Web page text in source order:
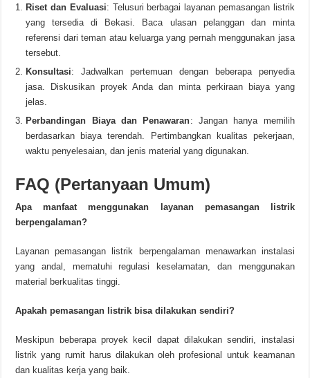
Riset dan Evaluasi: Telusuri berbagai layanan pemasangan listrik
yang tersedia di Bekasi. Baca ulasan pelanggan dan minta
referensi dari teman atau keluarga yang pernah menggunakan jasa
tersebut.
Konsultasi: Jadwalkan pertemuan dengan beberapa penyedia
jasa. Diskusikan proyek Anda dan minta perkiraan biaya yang
jelas.
Perbandingan Biaya dan Penawaran: Jangan hanya memilih
berdasarkan biaya terendah. Pertimbangkan kualitas pekerjaan,
waktu penyelesaian, dan jenis material yang digunakan.
FAQ (Pertanyaan Umum)
Apa manfaat menggunakan layanan pemasangan listrik
berpengalaman?
Layanan pemasangan listrik berpengalaman menawarkan instalasi
yang andal, mematuhi regulasi keselamatan, dan menggunakan
material berkualitas tinggi.
Apakah pemasangan listrik bisa dilakukan sendiri?
Meskipun beberapa proyek kecil dapat dilakukan sendiri, instalasi
listrik yang rumit harus dilakukan oleh profesional untuk keamanan
dan kualitas kerja yang baik.